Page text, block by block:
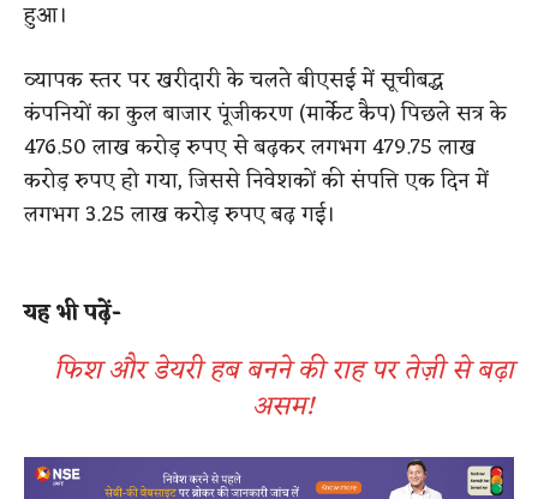
हुआ।
व्यापक स्तर पर खरीदारी के चलते बीएसई में सूचीबद्ध
कंपनियों का कुल बाजार पूंजीकरण (मार्केट कैप) पिछले सत्र के
476.50 लाख करोड़ रुपए से बढ़कर लगभग 479.75 लाख
करोड़ रुपए हो गया, जिससे निवेशकों की संपत्ति एक दिन में
लगभग 3.25 लाख करोड़ रुपए बढ़ गई।
​यह भी पढ़ें-
फिश और डेयरी हब बनने की राह पर तेज़ी से बढ़ा
असम!